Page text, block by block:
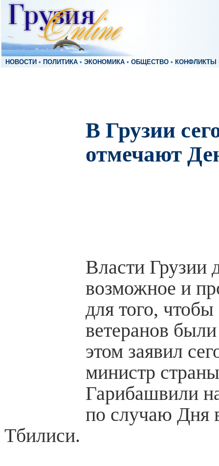
НОВОСТИ • ПОЛИТИКА • ЭКОНОМИКА • ОБЩЕСТВО • КОНФЛИКТЫ
В Грузии
отмечают
Власти Грузии
возможное и
для того, чтобы
ветеранов
этом заявил
министр
Гарибашвили
по случаю Дня
Тбилиси.